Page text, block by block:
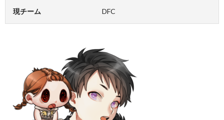
現チーム DFC